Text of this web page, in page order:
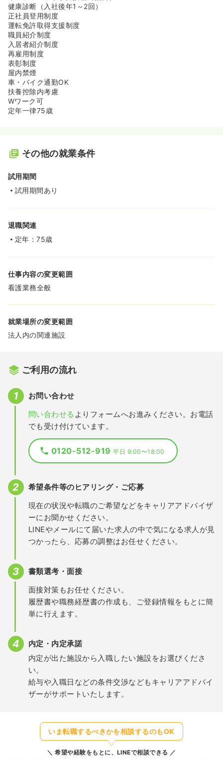
健康診断（入社後年1～2回）
正社員登用制度
運転免許取得支援制度
職員紹介制度
入居者紹介制度
再雇用制度
表彰制度
屋内禁煙
車・バイク通勤OK
扶養控除内考慮
Wワーク可
定年一律75歳
その他の就業条件
試用期間
試用期間あり
退職関連
定年：75歳
仕事内容の変更範囲
看護業務全般
就業場所の変更範囲
法人内の関連施設
ご利用の流れ
お問い合わせ
問い合わせる よりフォームへお進みください。お電話
でも受け付けています。
0120-512-919平日 9:00〜18:00
希望条件等のヒアリング・ご応募
現在の状況や転職のご希望などをキャリアアドバイザ
ーにお聞かせください。
LINEやメールにて届いた求人の中で気になる求人が見
つかったら、応募の調整はお任せください。
書類選考・面接
面接対策もお任せください。
履歴書や職務経歴書の作成も、ご登録情報をもとに簡
単に行えます。
内定・内定承諾
内定が出た施設から入職したい施設をお選びくださ
い。
給与や入職日などの条件交渉などもキャリアアドバイ
ザーがサポートいたします。
いま転職するべきかを相談するのもOK
希望や経験をもとに、LINEで相談できる